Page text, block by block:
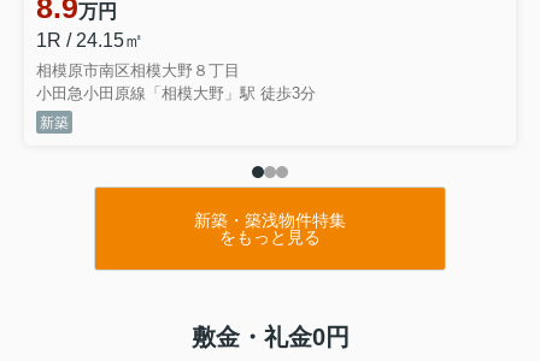
8.9万円
1R / 24.15㎡
相模原市南区相模大野８丁目
小田急小田原線「相模大野」駅 徒歩3分
新築
新築・築浅物件特集
をもっと見る
敷金・礼金0円